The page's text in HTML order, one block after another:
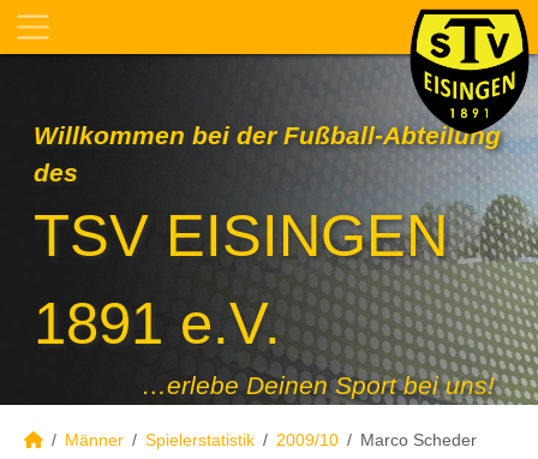
Willkommen bei der Fußball-Abteilung
des
TSV EISINGEN
1891 e.V.
…erlebe Deinen Sport bei uns!
Männer Spielerstatistik 2009/10 Marco Scheder